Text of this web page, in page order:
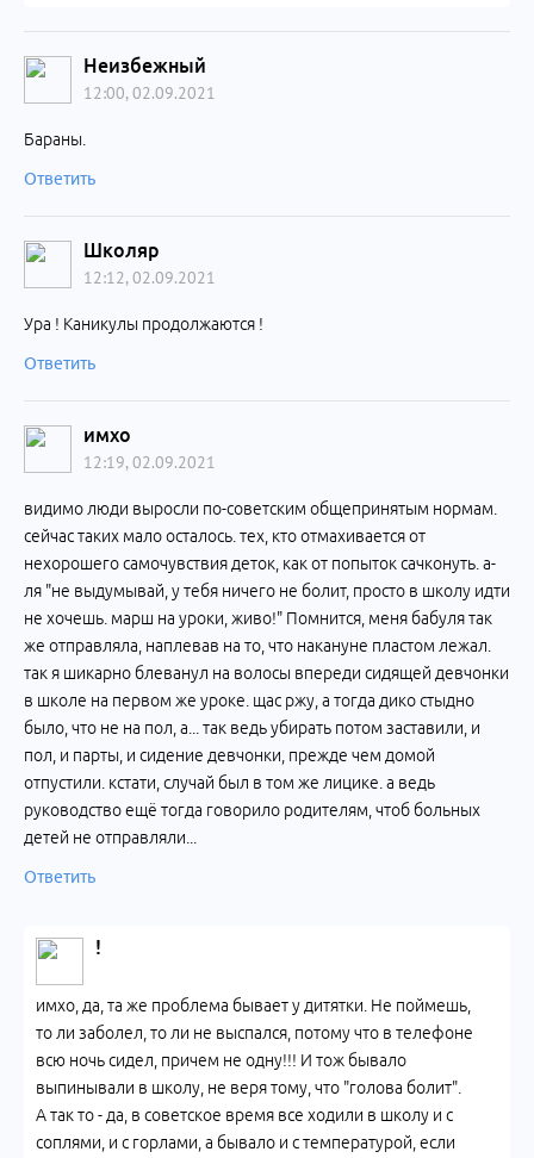
Неизбежный
12:00, 02.09.2021
Бараны.
Ответить
Школяр
12:12, 02.09.2021
Ура ! Каникулы продолжаются !
Ответить
имхо
12:19, 02.09.2021
видимо люди выросли по-советским общепринятым нормам.
сейчас таких мало осталось. тех, кто отмахивается от
нехорошего самочувствия деток, как от попыток сачконуть. а-
ля "не выдумывай, у тебя ничего не болит, просто в школу идти
не хочешь. марш на уроки, живо!" Помнится, меня бабуля так
же отправляла, наплевав на то, что накануне пластом лежал.
так я шикарно блеванул на волосы впереди сидящей девчонки
в школе на первом же уроке. щас ржу, а тогда дико стыдно
было, что не на пол, а... так ведь убирать потом заставили, и
пол, и парты, и сидение девчонки, прежде чем домой
отпустили. кстати, случай был в том же лицике. а ведь
руководство ещё тогда говорило родителям, чтоб больных
детей не отправляли...
Ответить
!
имхо, да, та же проблема бывает у дитятки. Не поймешь,
то ли заболел, то ли не выспался, потому что в телефоне
всю ночь сидел, причем не одну!!! И тож бывало
выпинывали в школу, не веря тому, что "голова болит".
А так то - да, в советское время все ходили в школу и с
соплями, и с горлами, а бывало и с температурой, если